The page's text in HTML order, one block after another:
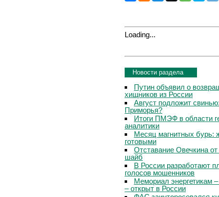
Loading...
Новости раздела
Путин объявил о
хищников из России
Август подложит
Приморья?
Итоги ПМЭФ в области
аналитики
Месяц магнитных бурь:
готовыми
Отставание Овечкина
шайб
В России разработают
голосов мошенников
Мемориал энергетикам
– открыт в России